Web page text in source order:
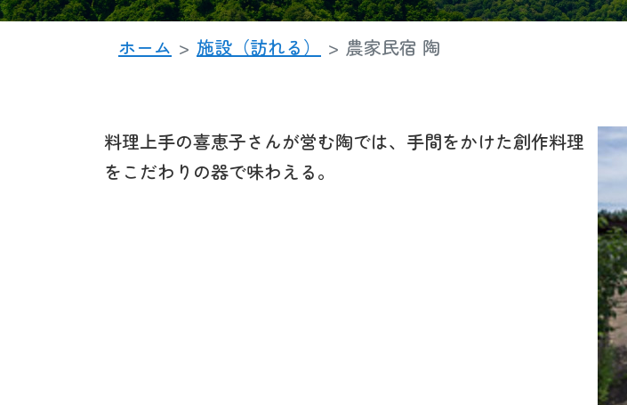
ホーム 施設（訪れる） 農家民宿 陶
料理上手の喜恵子さんが営む陶では、手間をかけた創作料理
をこだわりの器で味わえる。